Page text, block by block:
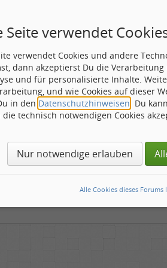
haben die Beiden noch, so schrieb mir
perform at Klosterchen in
von Euch interessant????
auch hier einmal hinein zu
review.php
Seite verwendet
verwendet Cookies und andere
dann akzeptierst Du die
und für personalisierte Inhalte.
und wie Cookies auf dieser
in den Datenschutzhinweisen . Du
technisch notwendigen Cookies
Nur notwendige erlauben
Alle Cookies dieses Forums